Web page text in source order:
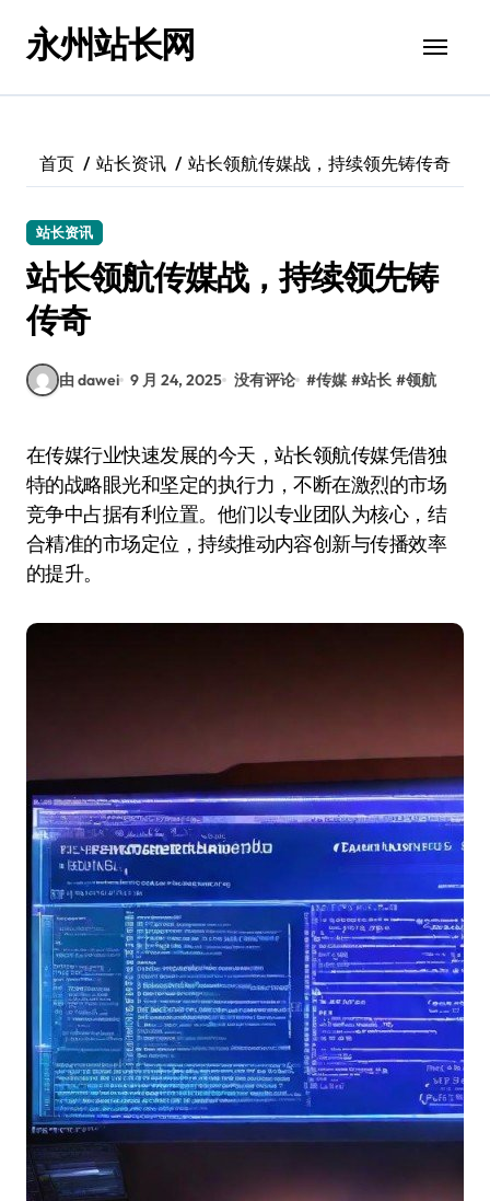
永州站长网
首页 站长资讯 站长领航传媒战，持续领先铸传奇
站长资讯
站长领航传媒战，持续领先铸
传奇
由 dawei 9 月 24, 2025 没有评论 #传媒 #站长 #领航
在传媒行业快速发展的今天，站长领航传媒凭借独
特的战略眼光和坚定的执行力，不断在激烈的市场
竞争中占据有利位置。他们以专业团队为核心，结
合精准的市场定位，持续推动内容创新与传播效率
的提升。